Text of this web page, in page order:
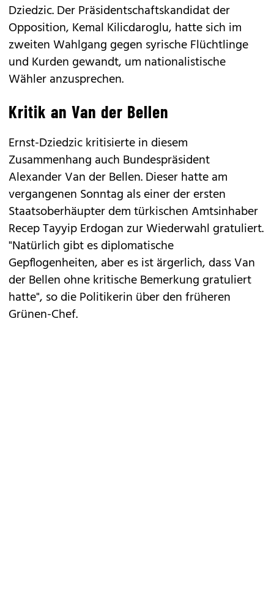
Dziedzic. Der Präsidentschaftskandidat der
Opposition, Kemal Kilicdaroglu, hatte sich im
zweiten Wahlgang gegen syrische Flüchtlinge
und Kurden gewandt, um nationalistische
Wähler anzusprechen.
Kritik an Van der Bellen
Ernst-Dziedzic kritisierte in diesem
Zusammenhang auch Bundespräsident
Alexander Van der Bellen. Dieser hatte am
vergangenen Sonntag als einer der ersten
Staatsoberhäupter dem türkischen Amtsinhaber
Recep Tayyip Erdogan zur Wiederwahl gratuliert.
"Natürlich gibt es diplomatische
Gepflogenheiten, aber es ist ärgerlich, dass Van
der Bellen ohne kritische Bemerkung gratuliert
hatte", so die Politikerin über den früheren
Grünen-Chef.